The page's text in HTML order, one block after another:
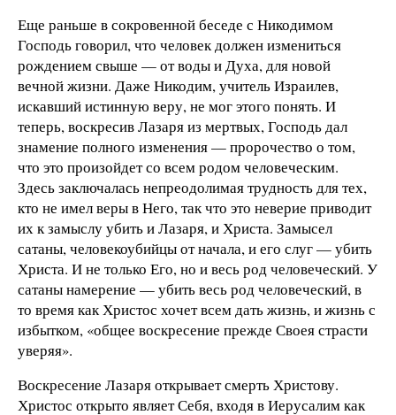
Еще раньше в сокровенной беседе с Никодимом
Господь говорил, что человек должен измениться
рождением свыше — от воды и Духа, для новой
вечной жизни. Даже Никодим, учитель Израилев,
искавший истинную веру, не мог этого понять. И
теперь, воскресив Лазаря из мертвых, Господь дал
знамение полного изменения — пророчество о том,
что это произойдет со всем родом человеческим.
Здесь заключалась непреодолимая трудность для тех,
кто не имел веры в Него, так что это неверие приводит
их к замыслу убить и Лазаря, и Христа. Замысел
сатаны, человекоубийцы от начала, и его слуг — убить
Христа. И не только Его, но и весь род человеческий. У
сатаны намерение — убить весь род человеческий, в
то время как Христос хочет всем дать жизнь, и жизнь с
избытком, «общее воскресение прежде Своея страсти
уверяя».
Воскресение Лазаря открывает смерть Христову.
Христос открыто являет Себя, входя в Иерусалим как